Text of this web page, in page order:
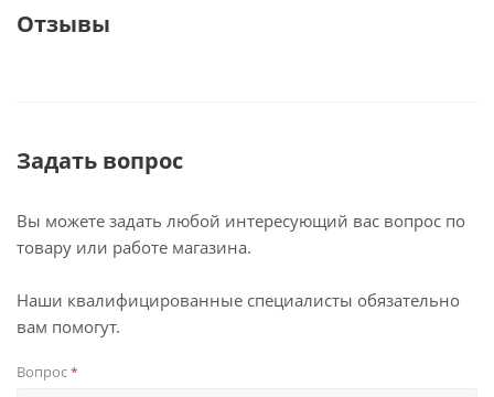
Отзывы
Задать вопрос
Вы можете задать любой интересующий вас вопрос по
товару или работе магазина.
Наши квалифицированные специалисты обязательно
вам помогут.
Вопрос*